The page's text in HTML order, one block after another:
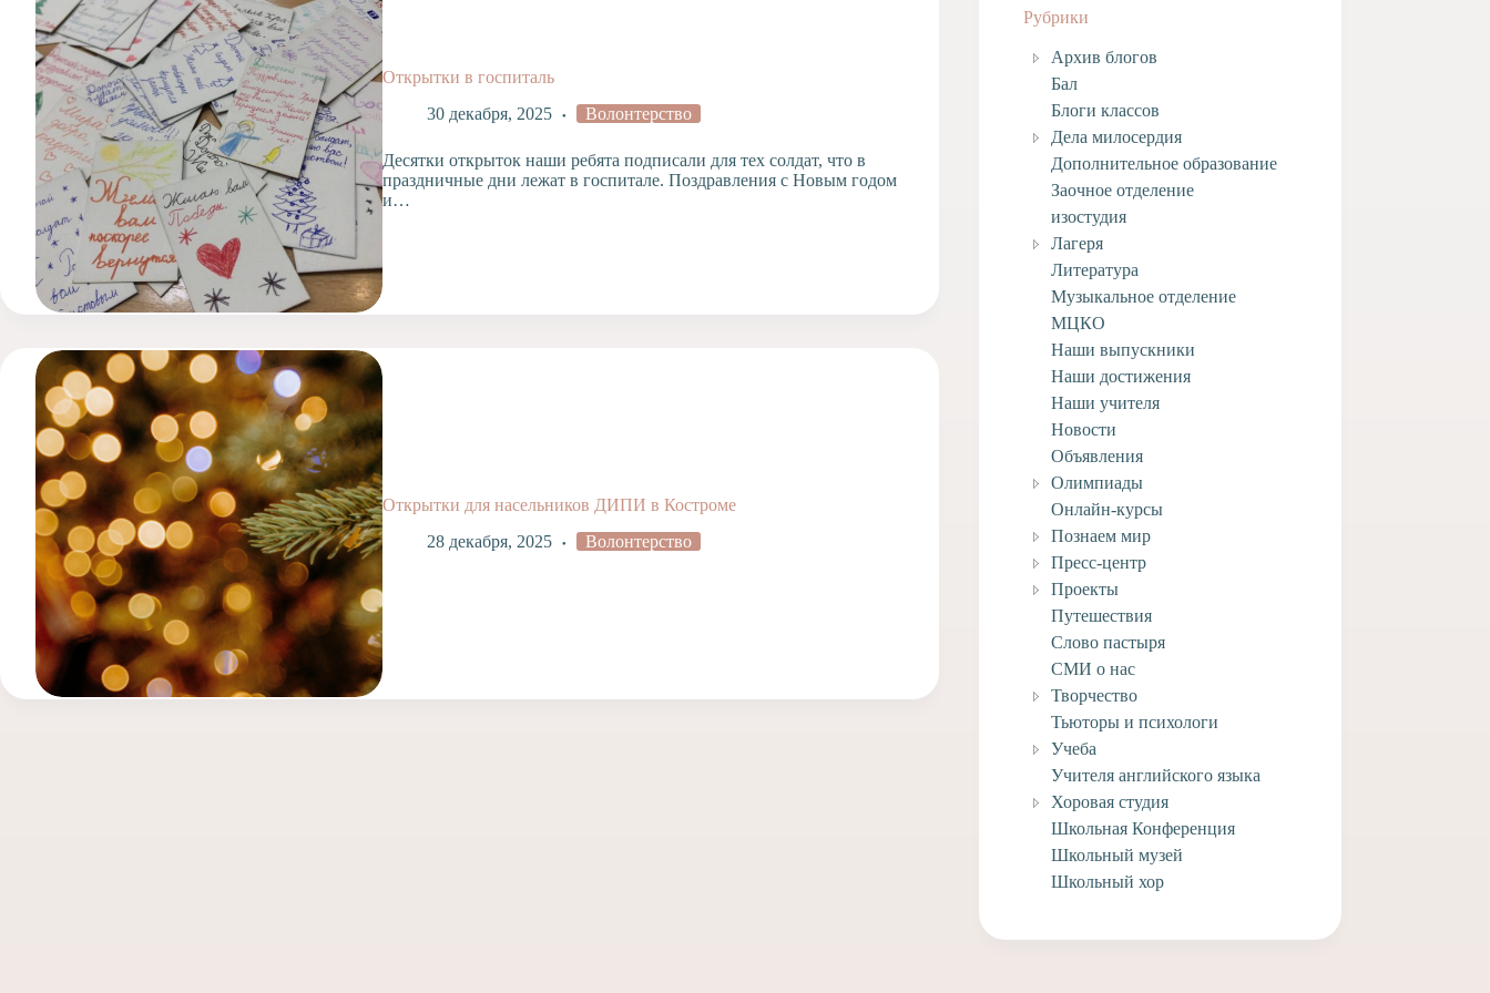
Допобразование
Проекты
Творчество
Художественная
студия
Музыкальное
отделение
Психологическая
Служба
Тьюторская
служба
Открытки в госпиталь
30 декабря, 2025
Волонтерство
Десятки открыток наши ребята подписали для тех солдат, что в
праздничные дни лежат в госпитале. Поздравления с Новым годом
и…
Открытки для насельников ДИПИ в Костроме
28 декабря, 2025
Волонтерство
Рубрики
Архив блогов
Бал
Блоги классов
Дела милосердия
Дополнительное образование
Заочное отделение
изостудия
Лагеря
Литература
Музыкальное отделение
МЦКО
Наши выпускники
Наши достижения
Наши учителя
Новости
Объявления
Олимпиады
Онлайн-курсы
Познаем мир
Пресс-центр
Проекты
Путешествия
Слово пастыря
СМИ о нас
Творчество
Тьюторы и психологи
Учеба
Учителя английского языка
Хоровая студия
Школьная Конференция
Школьный музей
Школьный хор